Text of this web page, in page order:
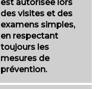
est autorisée lors
des visites et des
examens simples,
en respectant
toujours les
mesures de
prévention.